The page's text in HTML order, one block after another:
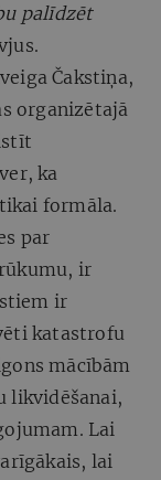
palīdzēt
Čakstiņa,
organizētajā
ka
formāla.
par
ir
ir
katastrofu
mācībām
likvidēšanai,
Lai
lai